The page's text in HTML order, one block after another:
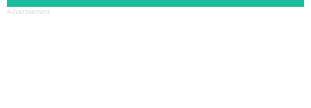
Advertisement